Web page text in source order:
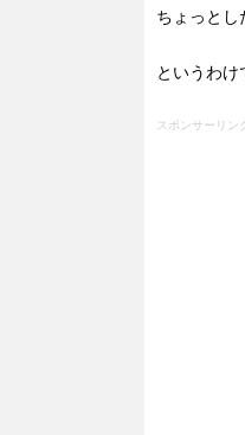
ちょっとし
というわけ
スポンサーリン